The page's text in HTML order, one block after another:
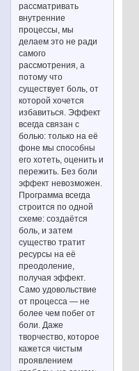
рассматривать
внутренние
процессы, мы
делаем это не ради
самого
рассмотрения, а
потому что
существует боль, от
которой хочется
избавиться. Эффект
всегда связан с
болью: только на её
фоне мы способны
его хотеть, оценить и
пережить. Без боли
эффект невозможен.
Программа всегда
строится по одной
схеме: создаётся
боль, и затем
существо тратит
ресурсы на её
преодоление,
получая эффект.
Само удовольствие
от процесса — не
более чем побег от
боли. Даже
творчество, которое
кажется чистым
проявлением